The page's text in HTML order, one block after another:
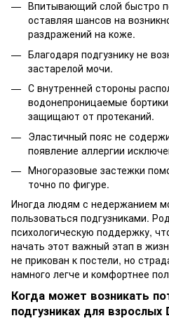
Впитывающий слой быстро
оставляя шансов на
раздражений на коже.
Благодаря подгузнику не
застарелой мочи.
С внутренней стороны
водонепроницаемые
защищают от протеканий.
Эластичный пояс не
появление аллергии
Многоразовые застежки
точно по фигуре.
Иногда людям с недержанием
пользоваться подгузниками.
психологическую поддержку,
начать этот важный этап в
не прикован к постели, но
намного легче и комфортнее
Когда может возникать
подгузниках для взрослых